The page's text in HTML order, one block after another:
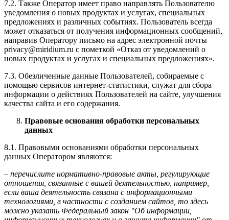
7.2. Также Оператор имеет право направлять Пользователю
уведомления о новых продуктах и услугах, специальных
предложениях и различных событиях. Пользователь всегда
может отказаться от получения информационных сообщений,
направив Оператору письмо на адрес электронной почты
privacy@miridium.ru с пометкой «Отказ от уведомлений о
новых продуктах и услугах и специальных предложениях».
7.3. Обезличенные данные Пользователей, собираемые с
помощью сервисов интернет-статистики, служат для сбора
информации о действиях Пользователей на сайте, улучшения
качества сайта и его содержания.
Правовые основания обработки персональных
данных
8.1. Правовыми основаниями обработки персональных
данных Оператором являются:
– перечислите нормативно-правовые акты, регулирующие
отношения, связанные с вашей деятельностью, например,
если ваша деятельность связана с информационными
технологиями, в частности с созданием сайтов, то здесь
можно указать Федеральный закон "Об информации,